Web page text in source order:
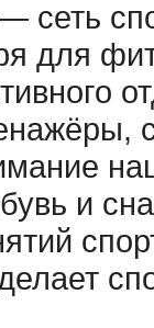
сеть
для
и